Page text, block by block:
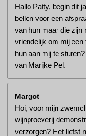
Hallo Patty, begin dit
bellen voor een
van hun maar die zijn
vriendelijk om mij
hun aan mij te
van Marijke Pel.
Margot
Hoi, voor mijn
wijnproeverij
verzorgen? Het liefst